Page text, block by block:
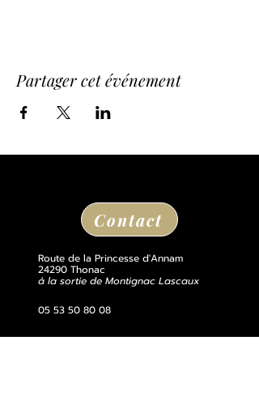
Partager cet événement
Contact
Route de la Princesse d'Annam
24290 Thonac
à la sortie de Montignac Lascaux
05 53 50 80 08